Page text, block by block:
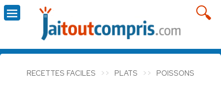
RECETTES FACILES PLATS POISSONS